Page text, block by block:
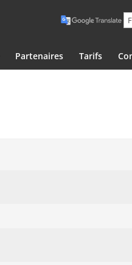
Partenaires Tarifs